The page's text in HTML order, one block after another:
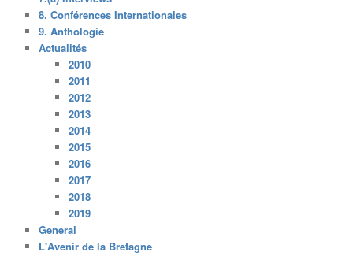
8. Conférences Internationales
9. Anthologie
Actualités
2010
2011
2012
2013
2014
2015
2016
2017
2018
2019
General
L'Avenir de la Bretagne